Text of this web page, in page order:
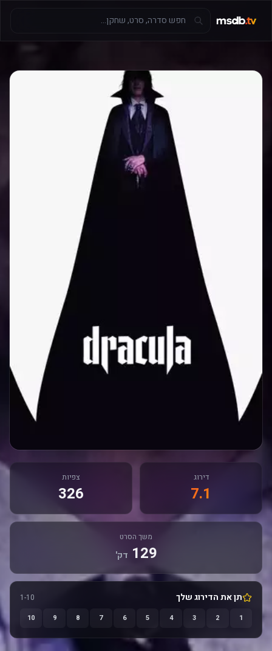
דירוג
7.1
צפיות
326
משך הסרט
129 דק'
תן את הדירוג שלך 1-10
1
2
3
4
5
6
7
8
9
10